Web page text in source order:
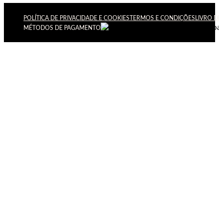
POLÍTICA DE PRIVACIDADE E COOKIES TERMOS E CONDIÇÕES LIVRO
MÉTODOS DE PAGAMENTO